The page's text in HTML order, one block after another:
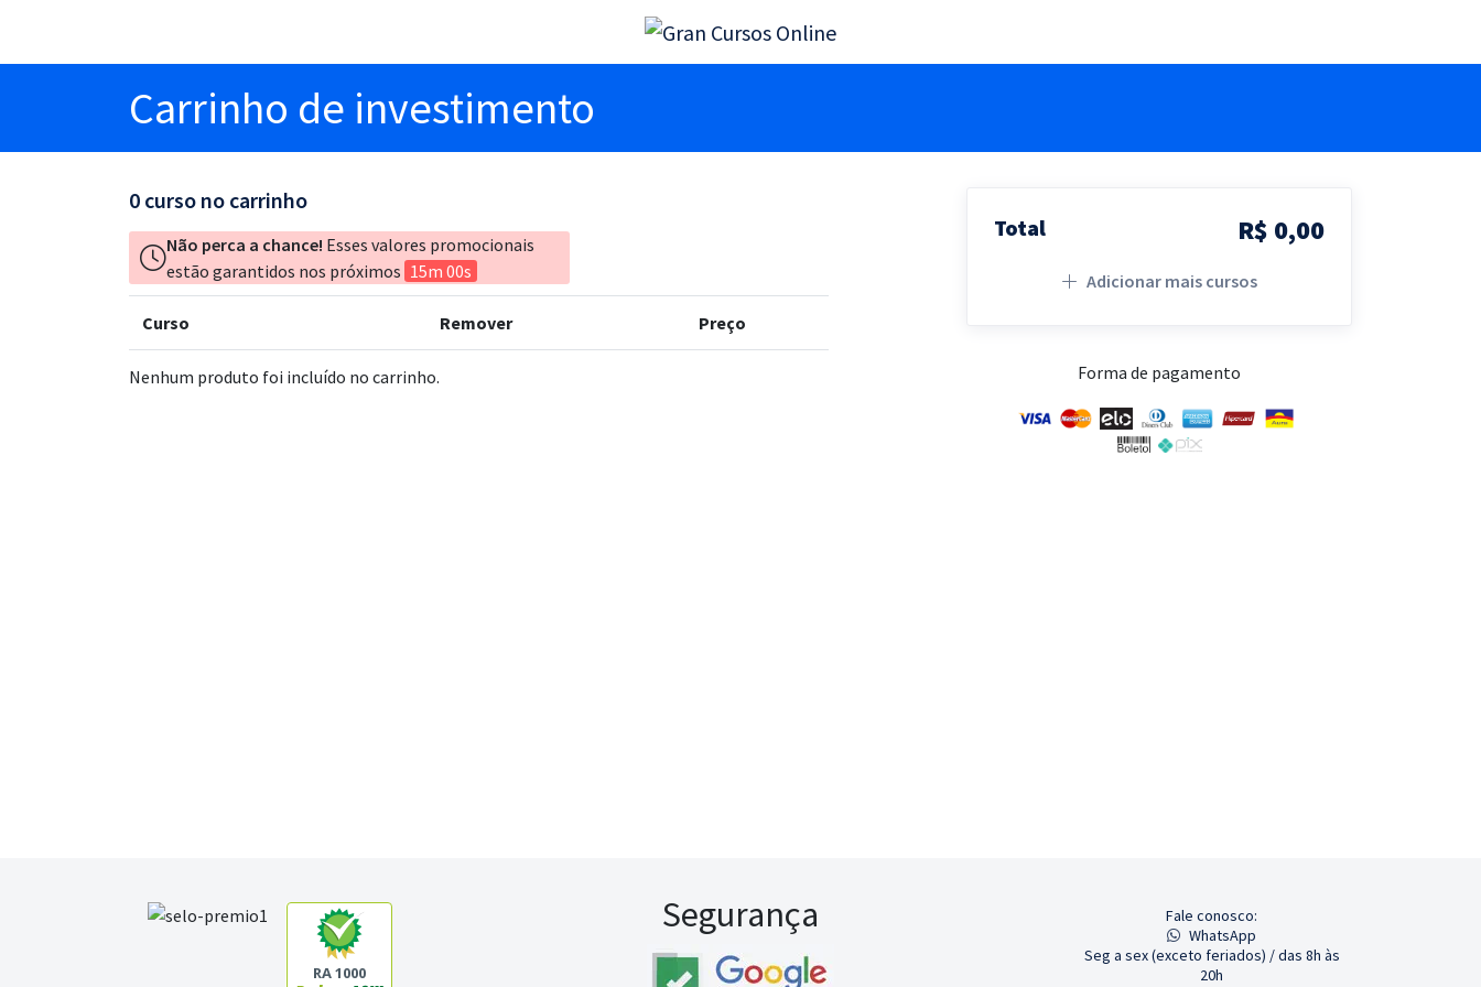
Carrinho de investimento
0 curso no carrinho
Não perca a chance! Esses valores promocionais
estão garantidos nos próximos 15m 00s
Curso Remover Preço
Nenhum produto foi incluído no carrinho.
Total R$ 0,00
Adicionar mais cursos
Forma de pagamento
RA 1000
Segurança
Fale conosco:
WhatsApp
Seg a sex (exceto feriados) / das 8h às
20h